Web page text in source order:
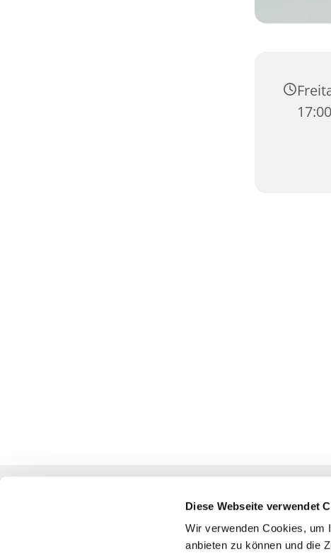
Diese Webseite verwendet
Wir verwenden Cookies, um
anbieten zu können und die
Katholische Kirchengemeinde
Pfarrei St. Benedikt Teltow-Fläming